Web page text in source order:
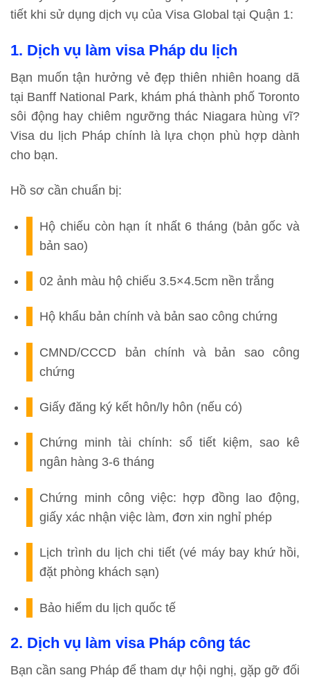
tiết khi sử dụng dịch vụ của Visa Global tại Quận 1:
1. Dịch vụ làm visa Pháp du lịch
Bạn muốn tận hưởng vẻ đẹp thiên nhiên hoang dã
tại Banff National Park, khám phá thành phố Toronto
sôi động hay chiêm ngưỡng thác Niagara hùng vĩ?
Visa du lịch Pháp chính là lựa chọn phù hợp dành
cho bạn.
Hồ sơ cần chuẩn bị:
Hộ chiếu còn hạn ít nhất 6 tháng (bản gốc và
bản sao)
02 ảnh màu hộ chiếu 3.5×4.5cm nền trắng
Hộ khẩu bản chính và bản sao công chứng
CMND/CCCD bản chính và bản sao công
chứng
Giấy đăng ký kết hôn/ly hôn (nếu có)
Chứng minh tài chính: sổ tiết kiệm, sao kê
ngân hàng 3-6 tháng
Chứng minh công việc: hợp đồng lao động,
giấy xác nhận việc làm, đơn xin nghỉ phép
Lịch trình du lịch chi tiết (vé máy bay khứ hồi,
đặt phòng khách sạn)
Bảo hiểm du lịch quốc tế
2. Dịch vụ làm visa Pháp công tác
Bạn cần sang Pháp để tham dự hội nghị, gặp gỡ đối